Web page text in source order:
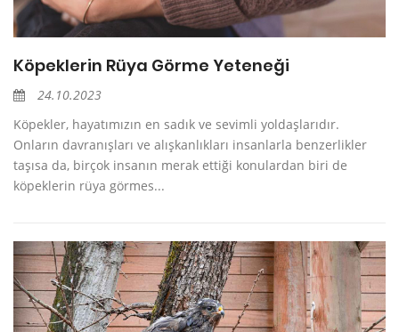
Köpeklerin Rüya Görme Yeteneği
24.10.2023
Köpekler, hayatımızın en sadık ve sevimli yoldaşlarıdır.
Onların davranışları ve alışkanlıkları insanlarla benzerlikler
taşısa da, birçok insanın merak ettiği konulardan biri de
köpeklerin rüya görmes...